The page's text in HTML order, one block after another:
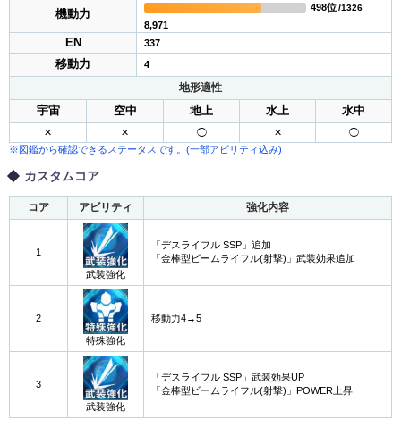
機動力
8,971
498位 /1326
EN 337
移動力 4
地形適性
宇宙
空中 地上 水上 水中
✕ ✕ ◯ ✕
◯
※図鑑から確認できるステータスです。(一部アビリティ込み)
カスタムコア
コア アビリティ 強化内容
1
武装強化
「デスライフル SSP」追加
「金棒型ビームライフル(射撃)」武装効果追加
2
特殊強化
移動力4→5
3
武装強化
「デスライフル SSP」武装効果UP
「金棒型ビームライフル(射撃)」POWER上昇